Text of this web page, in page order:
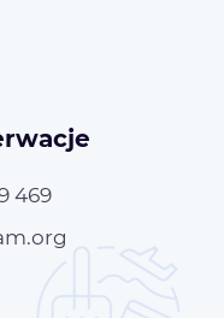
469